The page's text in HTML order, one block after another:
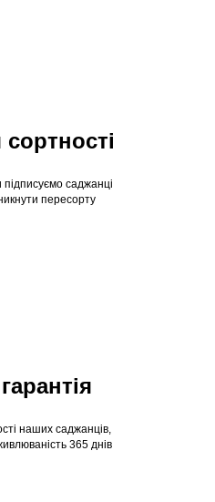
підписуємо саджанці
пересорту
наших саджанців,
365 днів
сортності